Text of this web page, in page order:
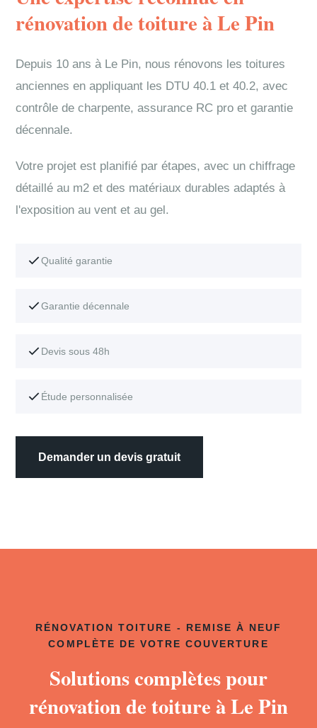
rénovation de toiture à Le Pin
Depuis 10 ans à Le Pin, nous rénovons les toitures
anciennes en appliquant les DTU 40.1 et 40.2, avec
contrôle de charpente, assurance RC pro et garantie
décennale.
Votre projet est planifié par étapes, avec un chiffrage
détaillé au m2 et des matériaux durables adaptés à
l'exposition au vent et au gel.
Qualité garantie
Garantie décennale
Devis sous 48h
Étude personnalisée
Demander un devis gratuit
RÉNOVATION TOITURE - REMISE À NEUF
COMPLÈTE DE VOTRE COUVERTURE
Solutions complètes pour
rénovation de toiture à Le Pin